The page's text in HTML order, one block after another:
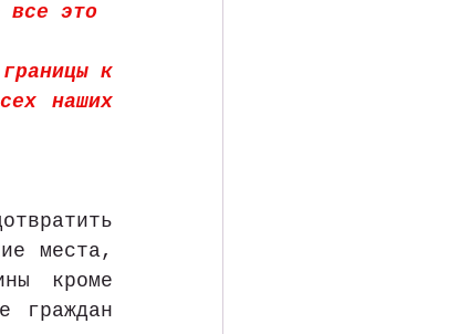
все это
к
наших
места,
кроме
граждан